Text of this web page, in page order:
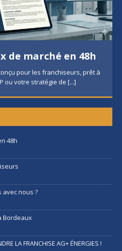
de marché en 48h
pour les franchiseurs, prêt à
ou votre stratégie de [...]
48h
nous ?
Bordeaux
LA FRANCHISE AG+ ÉNERGIES !